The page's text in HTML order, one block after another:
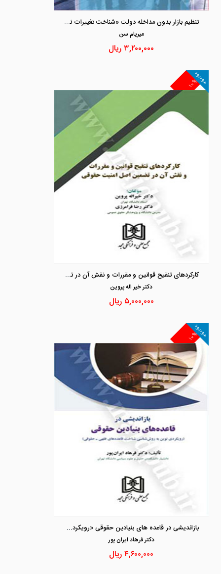
تنظیم بازار بدون مداخله دولت «شناخت تغییرات نهادی»
ميريام سن
۳,۲۰۰,۰۰۰ریال
۱۰%
موجود
کارکردهای تنقیح قوانین و مقررات و نقش آن در تضمین اصل امنیت حقوقی
دكتر خير اله پروين
۵,۰۰۰,۰۰۰ ریال
۱۰%
موجود
بازاندیشی در قاعده های بنیادین حقوقی «رویکردی نوین به روش شناسی شناخت قاعده های فقهی - حقوقی»
دكتر فرهاد ايران پور
۴,۶۰۰,۰۰۰ریال